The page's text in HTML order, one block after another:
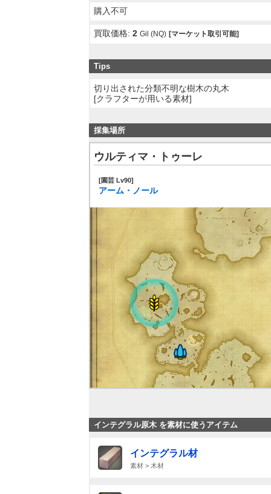
購入不可
買取価格:2 Gil (NQ) [マーケット取引可能]
Tips
切り出された分類不明な樹木の丸木
[クラフターが用いる素材]
採集場所
ウルティマ・トゥーレ
[園芸 Lv90]
アーム・ノール
インテグラル原木 を素材に使うアイテム
インテグラル材
素材 > 木材